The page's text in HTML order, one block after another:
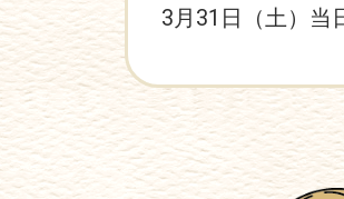
3月31日（土）当